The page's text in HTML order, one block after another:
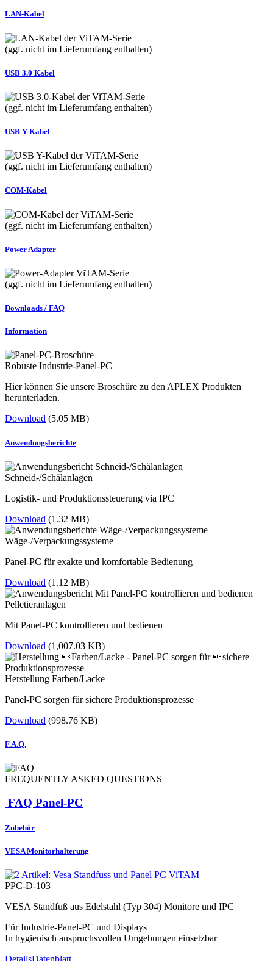
LAN-Kabel
(ggf. nicht im Lieferumfang enthalten)
USB 3.0 Kabel
(ggf. nicht im Lieferumfang enthalten)
USB Y-Kabel
(ggf. nicht im Lieferumfang enthalten)
COM-Kabel
(ggf. nicht im Lieferumfang enthalten)
Power Adapter
(ggf. nicht im Lieferumfang enthalten)
Downloads / FAQ
Information
Robuste Industrie-Panel-PC
Hier können Sie unsere Broschüre zu den APLEX Produkten
herunterladen.
Download (5.05 MB)
Anwendungsberichte
Schneid-/Schälanlagen
Logistik- und Produktionssteuerung via IPC
Download (1.32 MB)
Wäge-/Verpackungssysteme
Panel-PC für exakte und komfortable Bedienung
Download (1.12 MB)
Pelletieranlagen
Mit Panel-PC kontrollieren und bedienen
Download (1,007.03 KB)
Herstellung Farben/Lacke
Panel-PC sorgen für sichere Produktionsprozesse
Download (998.76 KB)
F.A.Q.
FREQUENTLY ASKED QUESTIONS
FAQ Panel-PC
Zubehör
VESA Monitorhalterung
PPC-D-103
VESA Standfuß aus Edelstahl (Typ 304) Monitore und IPC
Für Industrie-Panel-PC und Displays
In hygienisch anspruchsvollen Umgebungen einsetzbar